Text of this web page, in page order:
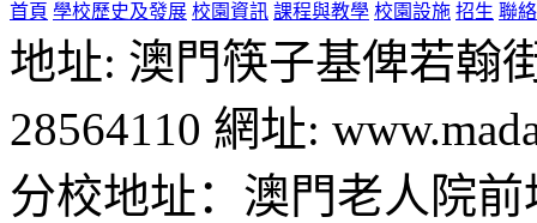
首頁 學校歷史及發展 校園資訊 課程與教學 校園設施 招生 聯
地址: 澳門筷子基俾若翰
28564110 網址:
分校地址：澳門老人院